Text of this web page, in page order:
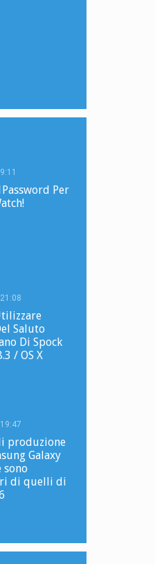
Per
Saluto
Di Spock
/ OS X
produzione
Galaxy
sono
di quelli di